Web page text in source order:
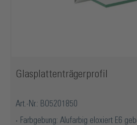
Glasplattenträgerprofil
Art.-Nr.: BO5201850
Farbgebung: Alufarbig eloxiert E6